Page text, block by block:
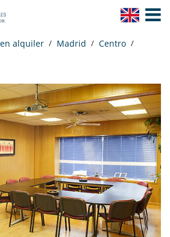
Toggle
alquiler Madrid Centro